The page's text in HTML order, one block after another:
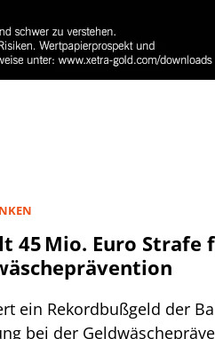
45 Mio. Euro Strafe
ein Rekordbußgeld der
bei der